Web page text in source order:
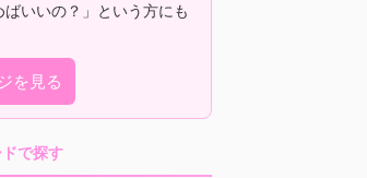
ばいいの？」という方にも
を見る
で探す